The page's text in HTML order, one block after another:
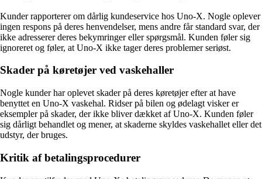
Kunder rapporterer om dårlig kundeservice hos Uno-X. Nogle oplever
ingen respons på deres henvendelser, mens andre får standard svar, der
ikke adresserer deres bekymringer eller spørgsmål. Kunden føler sig
ignoreret og føler, at Uno-X ikke tager deres problemer seriøst.
Skader på køretøjer ved vaskehaller
Nogle kunder har oplevet skader på deres køretøjer efter at have
benyttet en Uno-X vaskehal. Ridser på bilen og ødelagt visker er
eksempler på skader, der ikke bliver dækket af Uno-X. Kunden føler
sig dårligt behandlet og mener, at skaderne skyldes vaskehallet eller det
udstyr, der bruges.
Kritik af betalingsprocedurer